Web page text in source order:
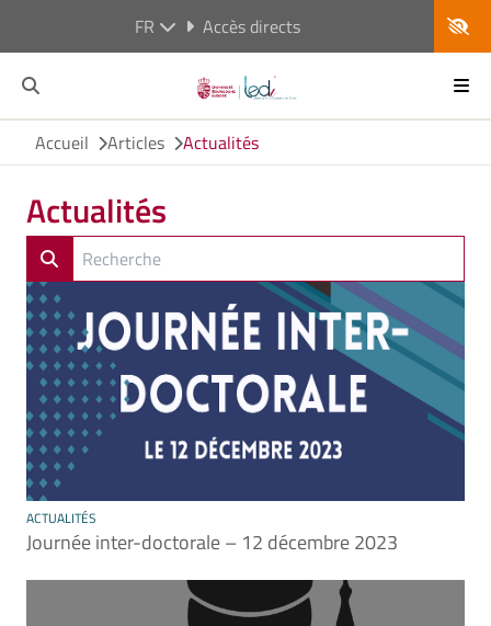
FR Accès directs
Accueil Articles Actualités
Actualités
ACTUALITÉS
Journée inter-doctorale – 12 décembre 2023